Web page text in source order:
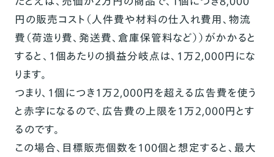
円の販売コスト（人件費や材料の仕入れ費用、物流
費（荷造り費、発送費、倉庫保管料など））がかかると
すると、1個あたりの損益分岐点は、1万2,000円にな
ります。
つまり、1個につき1万2,000円を超える広告費を使う
と赤字になるので、広告費の上限を1万2,000円とす
るのです。
この場合、目標販売個数を100個と想定すると、最大